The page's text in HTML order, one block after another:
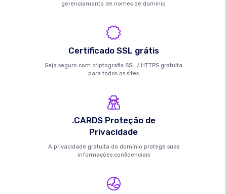
gerenciamento de nomes de domínio
Certificado SSL grátis
Seja seguro com criptografia SSL / HTTPS gratuita
para todos os sites
.CARDS Proteção de
Privacidade
A privacidade gratuita do domínio protege suas
informações confidenciais